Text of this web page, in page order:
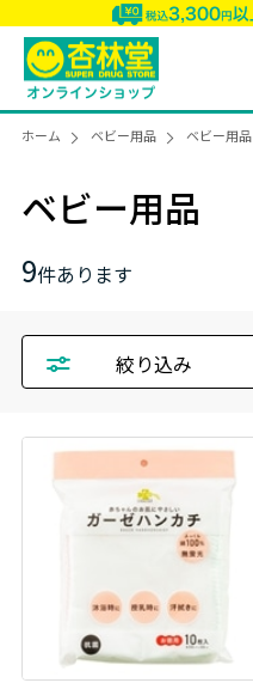
ホーム ベビー用品 ベビー用品
ベビー用品
9件あります
絞り込み